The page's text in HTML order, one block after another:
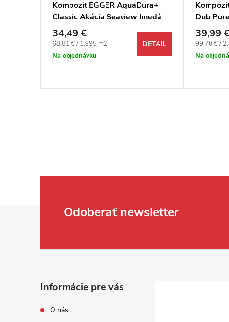
Kompozit EGGER AquaDura+
Classic Akácia Seaview hnedá
4V
34,49 €
Jednotková cena:
68,81 € / 1.995 m2
Na objednávku
DETAIL
Dub
39,99 €
Jednotková
99,70 € /
Na
Odoberať newsletter
Informácie pre vás
O nás